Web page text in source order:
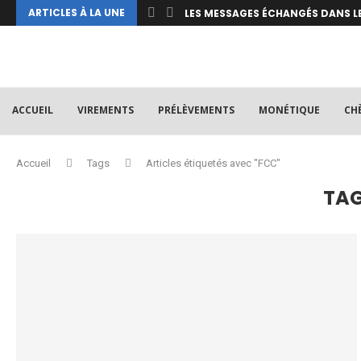
ARTICLES À LA UNE
LES MESSAGES ÉCHANGÉS DANS
ACCUEIL VIREMENTS PRÉLÈVEMENTS MONÉTIQUE
Accueil Tags Articles étiquetés avec "FCC"